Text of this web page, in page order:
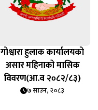
गोश्वारा हुलाक कार्यालयको
असार महिनाको मासिक
विवरण(आ.व २०८२/८३)
७ साउन, २०८३